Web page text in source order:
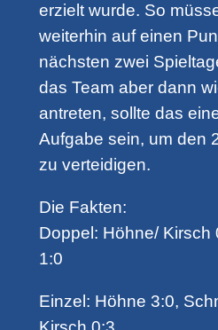
erzielt wurde. So
weiterhin auf einen
nächsten zwei
das Team aber dann
antreten, sollte das
Aufgabe sein, um den
zu verteidigen.
Die Fakten:
Doppel: Höhne/ Kirsch
1:0
Einzel: Höhne 3:0,